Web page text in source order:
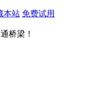
本站 免费试用
桥梁！